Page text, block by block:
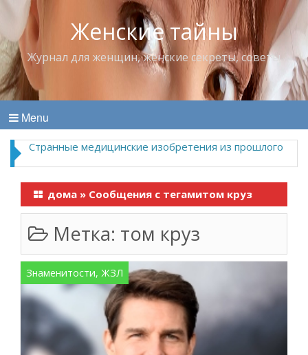
Женские тайны
Журнал для женщин, женские секреты, советы
Menu
Странные медицинские изобретения из прошлого
дома » Сообщения с тегамитом круз
Метка: том круз
Знаменитости, ЖЗЛ